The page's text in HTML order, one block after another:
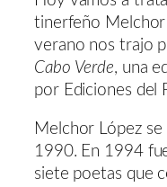
tinerfeño Melchor
verano nos trajo
Cabo Verde, una
por Ediciones del
Melchor López
1990. En 1994
siete poetas que